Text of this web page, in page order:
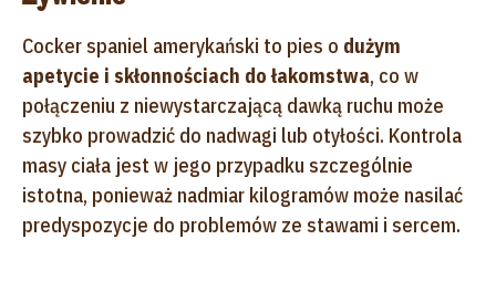
Cocker spaniel amerykański to pies o dużym
apetycie i skłonnościach do łakomstwa, co w
połączeniu z niewystarczającą dawką ruchu może
szybko prowadzić do nadwagi lub otyłości. Kontrola
masy ciała jest w jego przypadku szczególnie
istotna, ponieważ nadmiar kilogramów może nasilać
predyspozycje do problemów ze stawami i sercem.